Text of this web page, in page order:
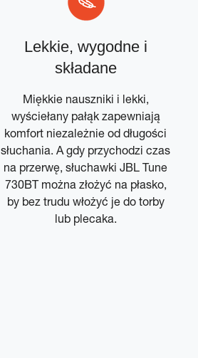
Lekkie, wygodne i
składane
Miękkie nauszniki i lekki,
wyściełany pałąk zapewniają
komfort niezależnie od długości
słuchania. A gdy przychodzi czas
na przerwę, słuchawki JBL Tune
730BT można złożyć na płasko,
by bez trudu włożyć je do torby
lub plecaka.